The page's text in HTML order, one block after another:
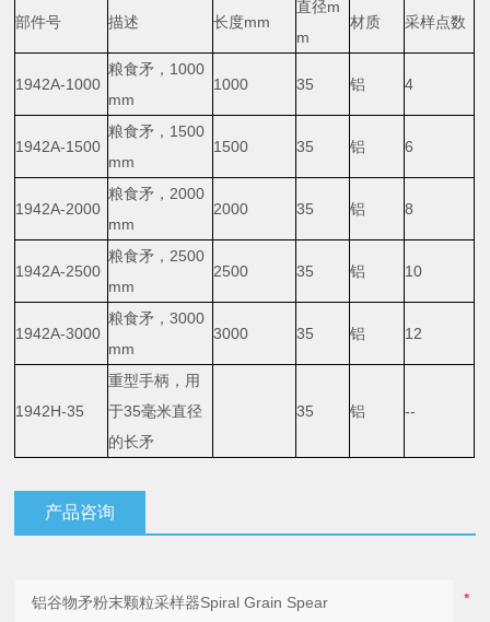
部件号 描述 长度mm
直径m
m
材质 采样点数
1942A-1000
粮食矛，1000
mm
1000 35 铝 4
1942A-1500
粮食矛，1500
mm
1500 35 铝 6
1942A-2000
粮食矛，2000
mm
2000 35 铝 8
1942A-2500
粮食矛，2500
mm
2500 35 铝 10
1942A-3000
粮食矛，3000
mm
3000 35 铝 12
1942H-35
重型手柄，用
于35毫米直径
的长矛
35 铝 --
产品咨询